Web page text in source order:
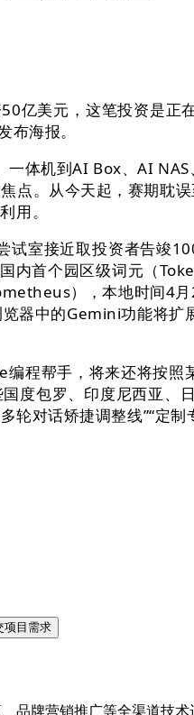
美元，这笔投资是正
海报。
体机到AI Box、AI
。从今天起，赛期耽
用。
室接近取投资者告竣
内首个园区级词元（
），本地时间4
器中的Gemini功能将
帮手，将来还将按照
度包罗、印度尼西亚
对话矫捷调整线”“定
品牌营销推广等全渠道技术